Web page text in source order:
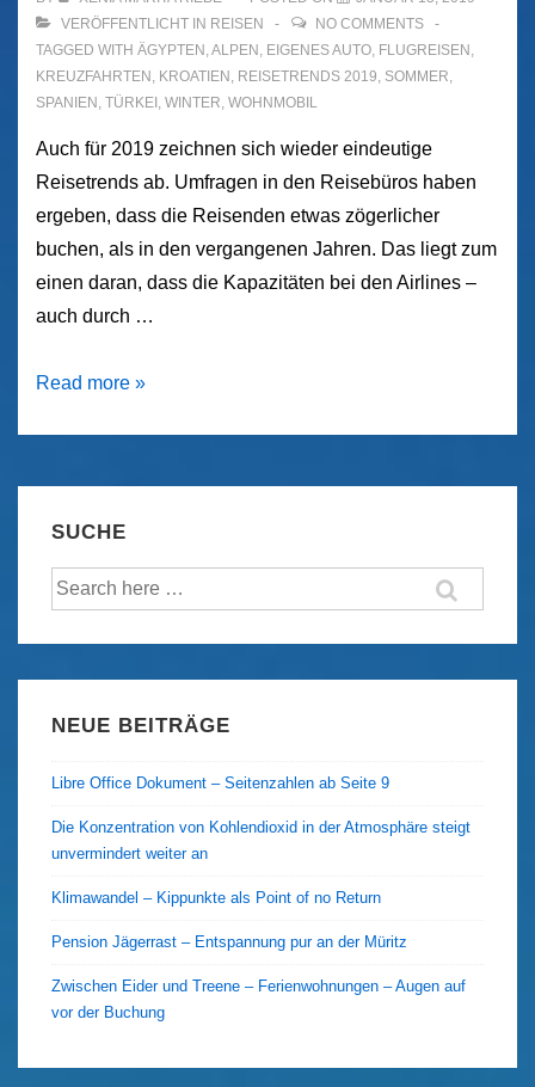
VERÖFFENTLICHT IN REISEN
NO COMMENTS
TAGGED WITH ÄGYPTEN ,ALPEN , EIGENES AUTO, FLUGREISEN ,
KREUZFAHRTEN , KROATIEN , REISETRENDS 2019, SOMMER,
SPANIEN , TÜRKEI , WINTER, WOHNMOBIL
Auch für 2019 zeichnen sich wieder eindeutige
Reisetrends ab. Umfragen in den Reisebüros haben
ergeben, dass die Reisenden etwas zögerlicher
buchen, als in den vergangenen Jahren. Das liegt zum
einen daran, dass die Kapazitäten bei den Airlines –
auch durch …
Reisetrends
Read more »
SUCHE
Suche
NEUE BEITRÄGE
Libre Office Dokument – Seitenzahlen ab Seite 9
Die Konzentration von Kohlendioxid in der Atmosphäre steigt
unvermindert weiter an
Klimawandel – Kippunkte als Point of no Return
Pension Jägerrast – Entspannung pur an der Müritz
Zwischen Eider und Treene – Ferienwohnungen – Augen auf
vor der Buchung